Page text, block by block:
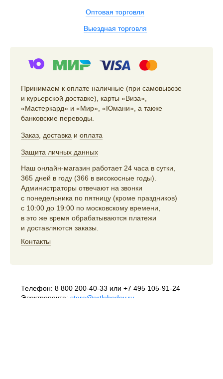
Оптовая торговля
Выездная торговля
Принимаем к оплате наличные (при самовывозе
и курьерской доставке), карты «Виза»,
«Мастеркард» и «Мир», «Юмани», а также
банковские переводы.
Заказ, доставка и оплата
Защита личных данных
Наш онлайн-магазин работает 24 часа в сутки,
365 дней в году (366 в високосные годы).
Администраторы отвечают на звонки
с понедельника по пятницу (кроме праздников)
с 10:00 до 19:00 по московскому времени,
в это же время обрабатываются платежи
и доставляются заказы.
Контакты
Телефон: 8 800 200-40-33 или +7 495 105-91-24
Электропочта: store@artlebedev.ru